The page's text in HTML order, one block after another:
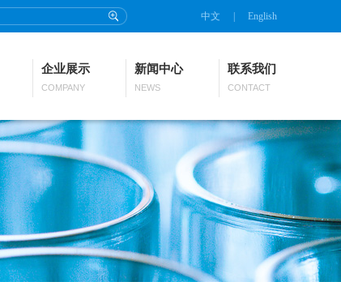
中文 English
企业展示
COMPANY
新闻中心
NEWS
联系我们
CONTACT